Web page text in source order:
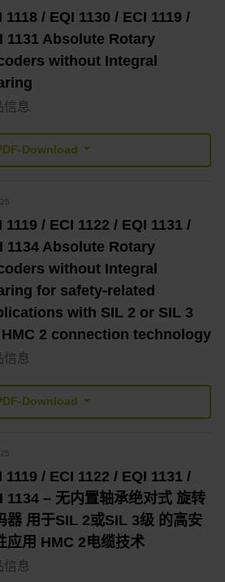
1118 / EQI 1130 / ECI 1119 /
1131 Absolute Rotary
without Integral
信息
Download
1119 / ECI 1122 / EQI 1131 /
1134 Absolute Rotary
without Integral
for safety-related
with SIL 2 or SIL 3
2 connection technology
信息
Download
1119 / ECI 1122 / EQI 1131 /
1134 – 无内置轴承绝对式 旋转
器 用于SIL 2或SIL 3级 的高安
应用 HMC 2电缆技术
信息